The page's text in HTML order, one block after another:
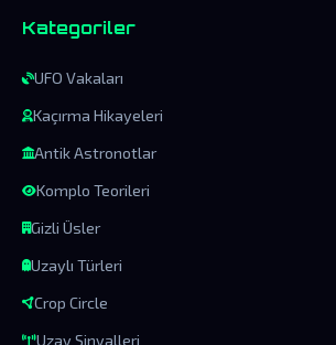
Kategoriler
UFO Vakaları
Kaçırma Hikayeleri
Antik Astronotlar
Komplo Teorileri
Gizli Üsler
Uzaylı Türleri
Crop Circle
Uzay Sinyalleri